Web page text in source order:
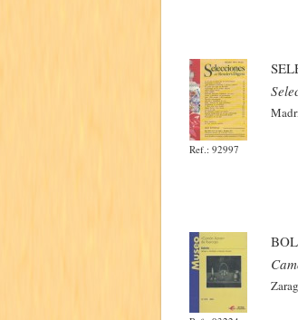
Ref.: 92997